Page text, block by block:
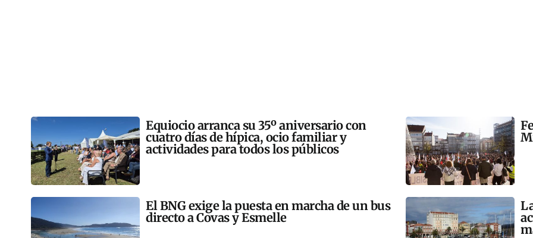
Equiocio arranca su 35º aniversario con
cuatro días de hípica, ocio familiar y
actividades para todos los públicos
El BNG exige la puesta en marcha de un bus
directo a Covas y Esmelle